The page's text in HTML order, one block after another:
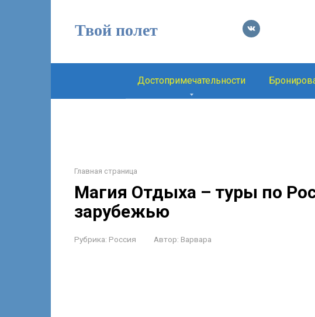
Твой полет
Достопримечательности
Главная страница
Магия Отдыха – туры по
зарубежью
Рубрика: Россия Автор: Варвара